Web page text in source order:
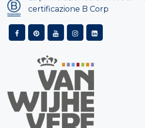
certificazione B Corp